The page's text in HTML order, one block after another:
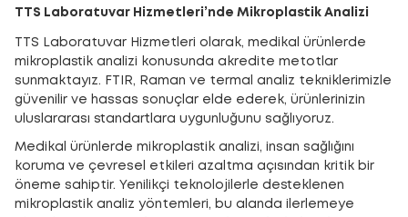
TTS Laboratuvar Hizmetleri’nde Mikroplastik Analizi
TTS Laboratuvar Hizmetleri olarak, medikal ürünlerde
mikroplastik analizi konusunda akredite metotlar
sunmaktayız. FTIR, Raman ve termal analiz tekniklerimizle
güvenilir ve hassas sonuçlar elde ederek, ürünlerinizin
uluslararası standartlara uygunluğunu sağlıyoruz.
Medikal ürünlerde mikroplastik analizi, insan sağlığını
koruma ve çevresel etkileri azaltma açısından kritik bir
öneme sahiptir. Yenilikçi teknolojilerle desteklenen
mikroplastik analiz yöntemleri, bu alanda ilerlemeye